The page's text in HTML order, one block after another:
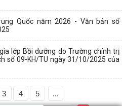
Quốc năm 2026 - Văn bản số
lớp Bồi dưỡng do Trường chính trị
số 09-KH/TU ngày 31/10/2025 của
3 4 5 ...